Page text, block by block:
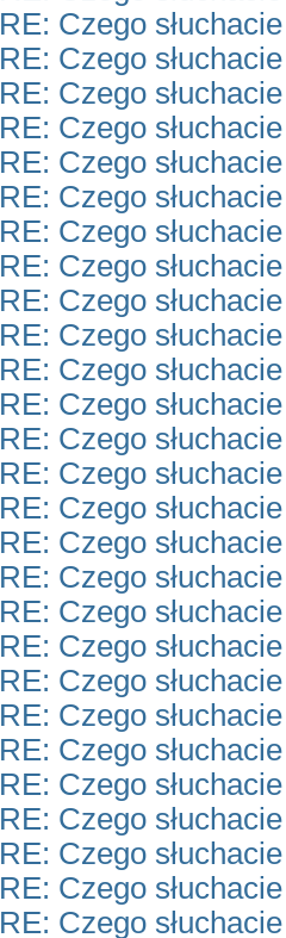
RE: Czego
RE: Czego
RE: Czego
RE: Czego
RE: Czego
RE: Czego
RE: Czego
RE: Czego
RE: Czego
RE: Czego
RE: Czego
RE: Czego
RE: Czego
RE: Czego
RE: Czego
RE: Czego
RE: Czego
RE: Czego
RE: Czego
RE: Czego
RE: Czego
RE: Czego
RE: Czego
RE: Czego
RE: Czego
RE: Czego
RE: Czego